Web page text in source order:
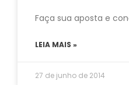
Faça sua aposta e
LEIA MAIS »
27 de junho de 2014